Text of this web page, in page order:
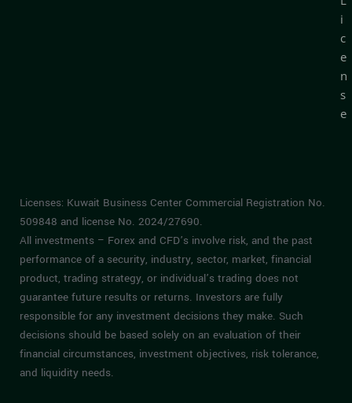
i
c
e
n
s
e
Licenses: Kuwait Business Center Commercial Registration No.
509848 and license No. 2024/27690.
All investments – Forex and CFD’s involve risk, and the past
performance of a security, industry, sector, market, financial
product, trading strategy, or individual’s trading does not
guarantee future results or returns. Investors are fully
responsible for any investment decisions they make. Such
decisions should be based solely on an evaluation of their
financial circumstances, investment objectives, risk tolerance,
and liquidity needs.